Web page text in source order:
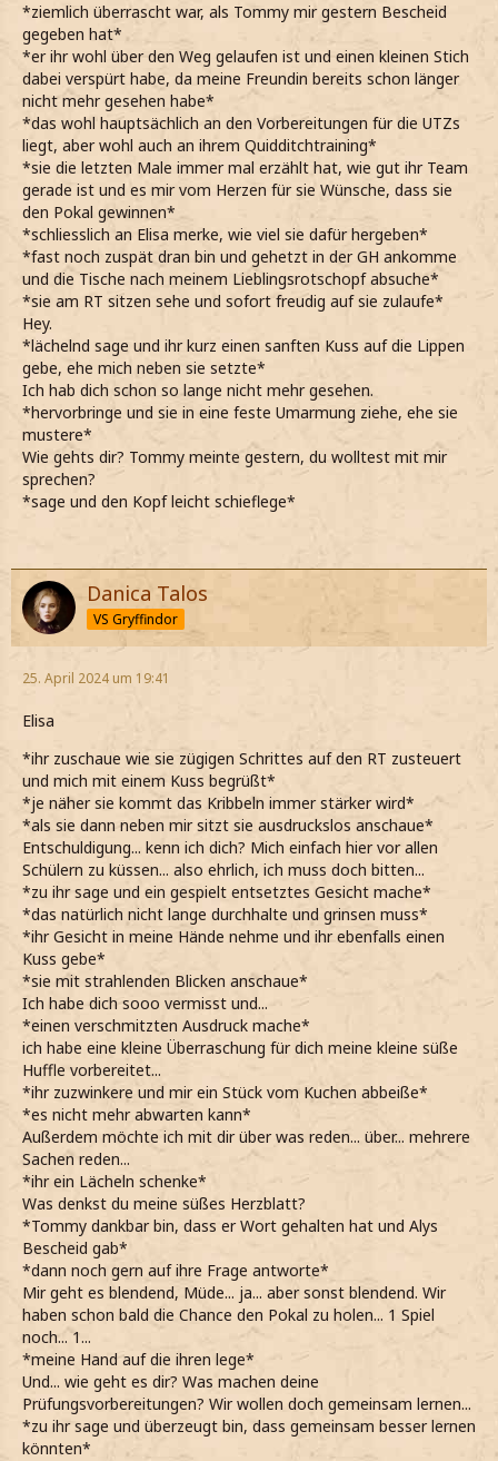
*ziemlich überrascht war, als Tommy mir gestern Bescheid
gegeben hat*
*er ihr wohl über den Weg gelaufen ist und einen kleinen Stich
dabei verspürt habe, da meine Freundin bereits schon länger
nicht mehr gesehen habe*
*das wohl hauptsächlich an den Vorbereitungen für die UTZs
liegt, aber wohl auch an ihrem Quidditchtraining*
*sie die letzten Male immer mal erzählt hat, wie gut ihr Team
gerade ist und es mir vom Herzen für sie Wünsche, dass sie
den Pokal gewinnen*
*schliesslich an Elisa merke, wie viel sie dafür hergeben*
*fast noch zuspät dran bin und gehetzt in der GH ankomme
und die Tische nach meinem Lieblingsrotschopf absuche*
*sie am RT sitzen sehe und sofort freudig auf sie zulaufe*
Hey.
*lächelnd sage und ihr kurz einen sanften Kuss auf die Lippen
gebe, ehe mich neben sie setzte*
Ich hab dich schon so lange nicht mehr gesehen.
*hervorbringe und sie in eine feste Umarmung ziehe, ehe sie
mustere*
Wie gehts dir? Tommy meinte gestern, du wolltest mit mir
sprechen?
*sage und den Kopf leicht schieflege*
Danica Talos
VS Gryffindor
25. April 2024 um 19:41
Elisa
*ihr zuschaue wie sie zügigen Schrittes auf den RT zusteuert
und mich mit einem Kuss begrüßt*
*je näher sie kommt das Kribbeln immer stärker wird*
*als sie dann neben mir sitzt sie ausdruckslos anschaue*
Entschuldigung... kenn ich dich? Mich einfach hier vor allen
Schülern zu küssen... also ehrlich, ich muss doch bitten...
*zu ihr sage und ein gespielt entsetztes Gesicht mache*
*das natürlich nicht lange durchhalte und grinsen muss*
*ihr Gesicht in meine Hände nehme und ihr ebenfalls einen
Kuss gebe*
*sie mit strahlenden Blicken anschaue*
Ich habe dich sooo vermisst und...
*einen verschmitzten Ausdruck mache*
ich habe eine kleine Überraschung für dich meine kleine süße
Huffle vorbereitet...
*ihr zuzwinkere und mir ein Stück vom Kuchen abbeiße*
*es nicht mehr abwarten kann*
Außerdem möchte ich mit dir über was reden... über... mehrere
Sachen reden...
*ihr ein Lächeln schenke*
Was denkst du meine süßes Herzblatt?
*Tommy dankbar bin, dass er Wort gehalten hat und Alys
Bescheid gab*
*dann noch gern auf ihre Frage antworte*
Mir geht es blendend, Müde... ja... aber sonst blendend. Wir
haben schon bald die Chance den Pokal zu holen... 1 Spiel
noch... 1...
*meine Hand auf die ihren lege*
Und... wie geht es dir? Was machen deine
Prüfungsvorbereitungen? Wir wollen doch gemeinsam lernen...
*zu ihr sage und überzeugt bin, dass gemeinsam besser lernen
könnten*